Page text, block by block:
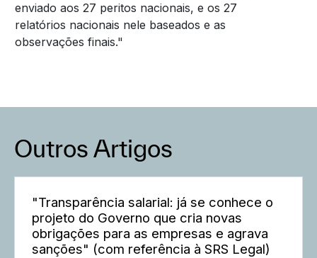
enviado aos 27 peritos nacionais, e os 27
relatórios nacionais nele baseados e as
observações finais."
Outros Artigos
"Transparência salarial: já se conhece o
projeto do Governo que cria novas
obrigações para as empresas e agrava
sanções" (com referência à SRS Legal)